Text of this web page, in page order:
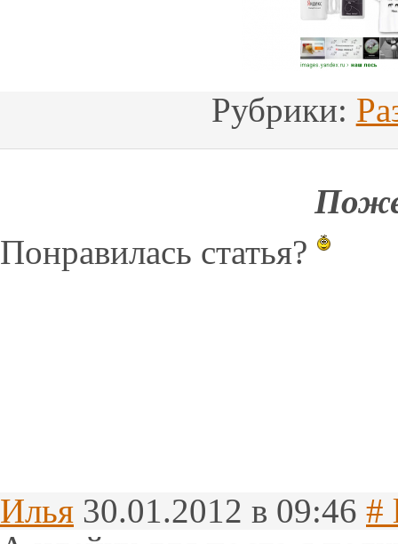
Рубрики:
Понравилась статья?
Илья 30.01.2012 в 09:46 #